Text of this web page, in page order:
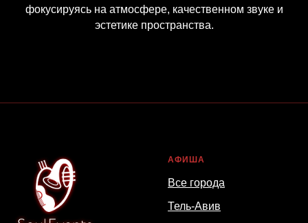
фокусируясь на атмосфере, качественном звуке и
эстетике пространства.
АФИША
Все города
Тель-Авив